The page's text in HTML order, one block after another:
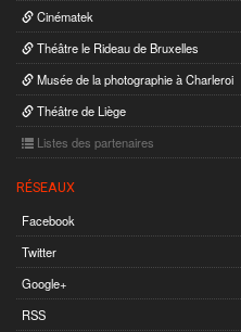
Cinématek
Théâtre le Rideau de Bruxelles
Musée de la photographie à Charleroi
Théâtre de Liège
Listes des partenaires
RÉSEAUX
Facebook
Twitter
Google+
RSS